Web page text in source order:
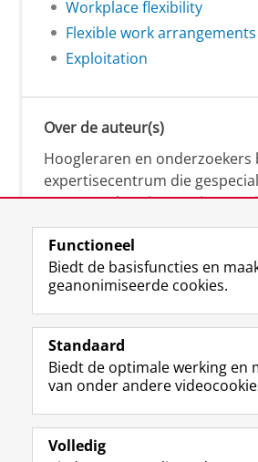
Workplace flexibility
Flexible work arrangements
Exploitation
Over de auteur(s)
Hoogleraren en onderzoekers
expertisecentrum die
samenwerken, innovatie,
diversiteit, leiderschap en
Over deze blog
Via deze blog vertalen onze
(actuele) wetenschappelijke
praktische, heldere en
Functioneel
Biedt de basisfuncties en
geanonimiseerde cookies.
Standaard
Biedt de optimale werking en
van onder andere
Volledig